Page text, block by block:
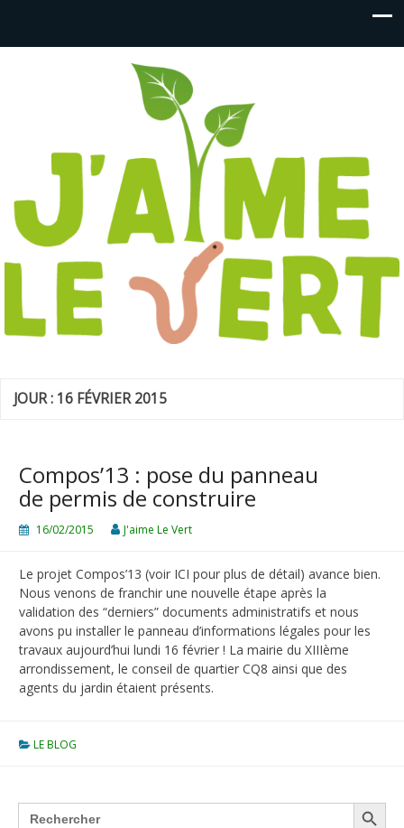
JOUR : 16 FÉVRIER 2015
Compos’13 : pose du panneau
de permis de construire
16/02/2015 J'aime Le Vert
Le projet Compos’13 (voir ICI pour plus de détail) avance bien.
Nous venons de franchir une nouvelle étape après la
validation des “derniers” documents administratifs et nous
avons pu installer le panneau d’informations légales pour les
travaux aujourd’hui lundi 16 février ! La mairie du XIIIème
arrondissement, le conseil de quartier CQ8 ainsi que des
agents du jardin étaient présents.
LE BLOG
Search
for:
SEARCH BUTTON